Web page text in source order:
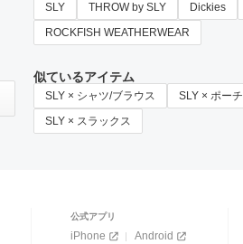
SLY THROW by SLY Dickies
ROCKFISH WEATHERWEAR
似ているアイテム
SLY × シャツ/ブラウス SLY × ポーチ
SLY × スラックス
公式アプリ
iPhone Android